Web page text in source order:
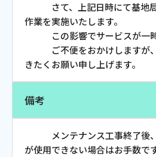
Webメ
さて、上記日時にて基地局
作業を実施いたします。
この影響でサービスが一時
ご不便をおかけしますが、
きたくお願い申し上げます。
備考
メンテナンス工事終了後、
が使用できない場合はお手数で